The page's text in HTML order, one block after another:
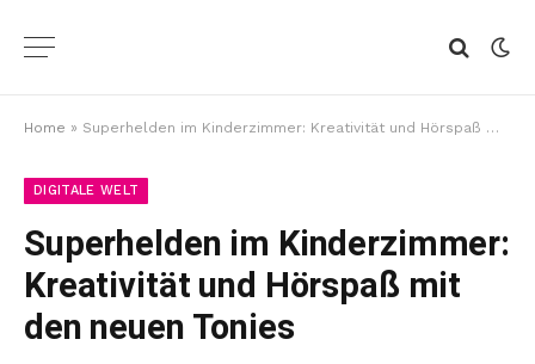
Home » Superhelden im Kinderzimmer: Kreativität und Hörspaß mit den neuen Tonies
DIGITALE WELT
Superhelden im Kinderzimmer:
Kreativität und Hörspaß mit
den neuen Tonies